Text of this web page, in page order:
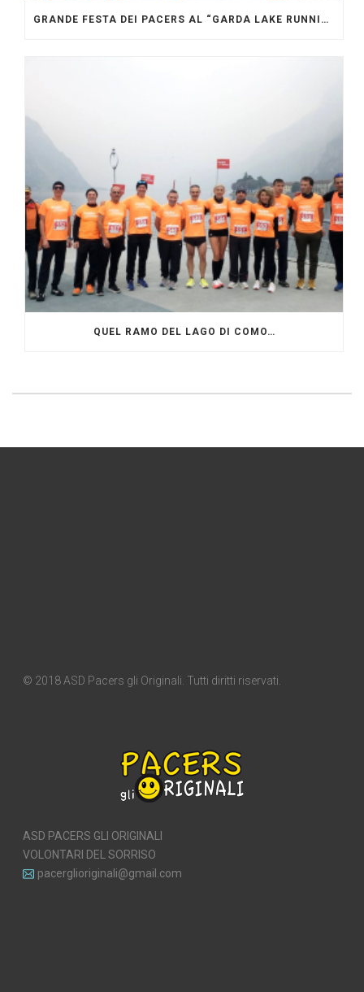
GRANDE FESTA DEI PACERS AL “GARDA LAKE RUNNING FESTIVAL”
QUEL RAMO DEL LAGO DI COMO…
© 2018 ASD Pacers gli Originali. Tutti diritti riservati.
ASD PACERS GLI ORIGINALI
VOLONTARI DEL SORRISO
pacerglioriginali@gmail.com